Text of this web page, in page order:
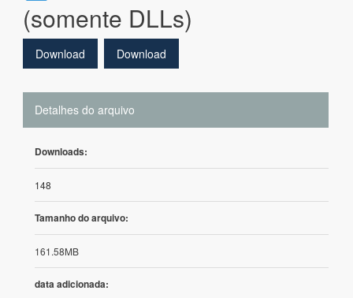
(somente DLLs)
Download Download
Detalhes do arquivo
Downloads:
148
Tamanho do arquivo:
161.58MB
data adicionada: